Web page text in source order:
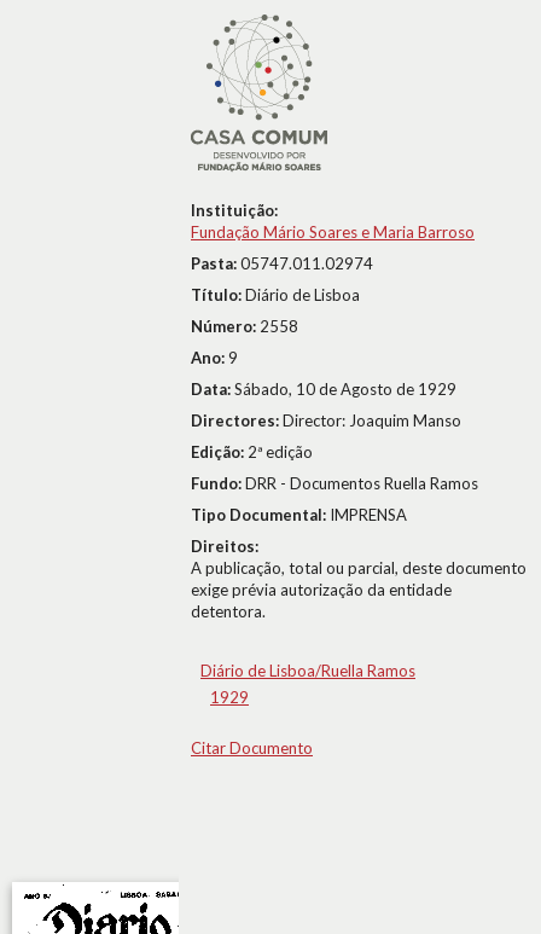
Instituição:
Fundação Mário Soares e Maria Barroso
Pasta:05747.011.02974
Título:Diário de Lisboa
Número: 2558
Ano:9
Data:Sábado, 10 de Agosto de 1929
Directores:Director: Joaquim Manso
Edição: 2ª edição
Fundo:DRR - Documentos Ruella Ramos
Tipo Documental: IMPRENSA
Direitos:
A publicação, total ou parcial, deste documento
exige prévia autorização da entidade
detentora.
Diário de Lisboa/Ruella Ramos
1929
Citar Documento